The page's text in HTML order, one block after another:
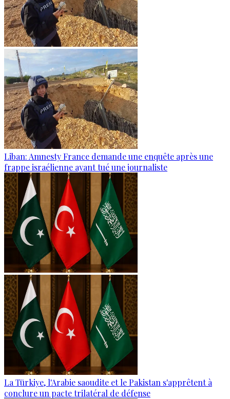
Liban: Amnesty France demande une enquête après une
frappe israélienne ayant tué une journaliste
La Türkiye, l'Arabie saoudite et le Pakistan s'apprêtent à
conclure un pacte trilatéral de défense